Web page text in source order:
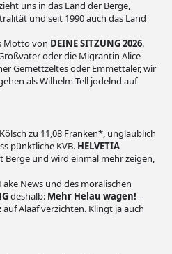
uns in das Land der Berge,
und seit 1990 auch das Land
Motto von DEINE SITZUNG 2026.
oder die Migrantin Alice
Gemettzeltes oder Emmettaler, wir
als Wilhelm Tell jodelnd auf
zu 11,08 Franken*, unglaublich
pünktliche KVB. HELVETIA
Berge und wird einmal mehr zeigen,
News und des moralischen
deshalb: Mehr Helau wagen! –
Alaaf verzichten. Klingt ja auch